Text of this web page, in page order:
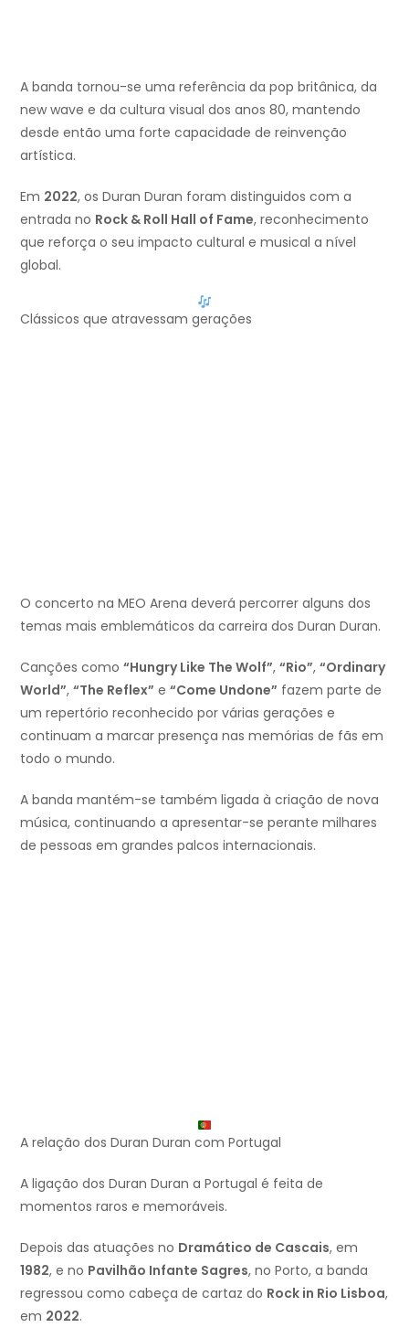
A banda tornou-se uma referência da pop britânica, da
new wave e da cultura visual dos anos 80, mantendo
desde então uma forte capacidade de reinvenção
artística.
Em 2022, os Duran Duran foram distinguidos com a
entrada no Rock & Roll Hall of Fame, reconhecimento
que reforça o seu impacto cultural e musical a nível
global.
Clássicos que atravessam gerações
O concerto na MEO Arena deverá percorrer alguns dos
temas mais emblemáticos da carreira dos Duran Duran.
Canções como “Hungry Like The Wolf”, “Rio”, “Ordinary
World”, “The Reflex” e “Come Undone” fazem parte de
um repertório reconhecido por várias gerações e
continuam a marcar presença nas memórias de fãs em
todo o mundo.
A banda mantém-se também ligada à criação de nova
música, continuando a apresentar-se perante milhares
de pessoas em grandes palcos internacionais.
A relação dos Duran Duran com Portugal
A ligação dos Duran Duran a Portugal é feita de
momentos raros e memoráveis.
Depois das atuações no Dramático de Cascais, em
1982, e no Pavilhão Infante Sagres, no Porto, a banda
regressou como cabeça de cartaz do Rock in Rio Lisboa,
em 2022.